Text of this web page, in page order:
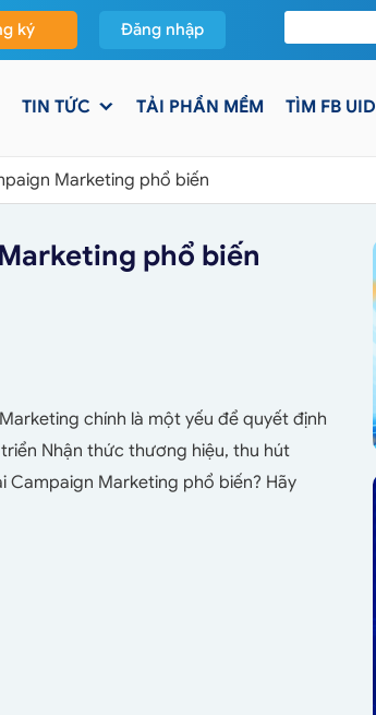
ký Đăng nhập
TIN TỨC TẢI PHẦN MỀM TÌM FB UID
Marketing phổ biến
phổ biến
chính là một yếu để quyết định
Nhận thức thương hiệu, thu hút
Campaign Marketing phổ biến? Hãy